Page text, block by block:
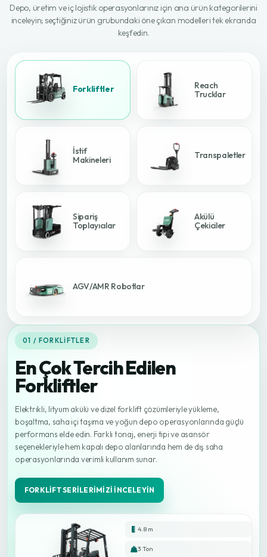
Depo, üretim ve iç lojistik operasyonlarınız için ana ürün kategorilerini
inceleyin; seçtiğiniz ürün grubundaki öne çıkan modelleri tek ekranda
keşfedin.
01 / FORKLIFTLER
En Çok Tercih Edilen
Forkliftler
Elektrikli, lityum akülü ve dizel forklift çözümleriyle yükleme,
boşaltma, saha içi taşıma ve yoğun depo operasyonlarında güçlü
performans elde edin. Farklı tonaj, enerji tipi ve asansör
seçenekleriyle hem kapalı depo alanlarında hem de dış saha
operasyonlarında verimli kullanım sunar.
FORKLIFT SERILERIMIZI İNCELEYIN
4.8 m
3 Ton
Forkliftler
Reach
Trucklar
İstif
Makineleri
Transpaletler
Sipariş
Toplayıcılar
Akülü
Çekiciler
AGV/AMR Robotlar